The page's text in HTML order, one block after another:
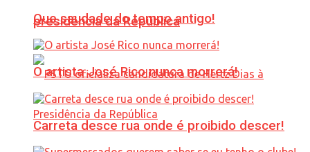
presidência da República
Que saudade do tempo antigo!
O artista José Rico nunca morrerá!
Carreta desce rua onde é proibido descer!